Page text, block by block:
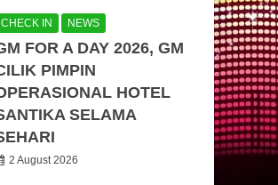
CHECK IN NEWS
FOR A DAY 2026, GM
PIMPIN
HOTEL
SELAMA
2 August 2026